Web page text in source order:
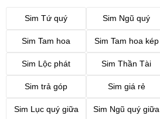
Sim Tứ quý Sim Ngũ quý
Sim Tam hoa Sim Tam hoa kép
Sim Lộc phát Sim Thần Tài
Sim trả góp Sim giá rẻ
Sim Lục quý giữa Sim Ngũ quý giữa